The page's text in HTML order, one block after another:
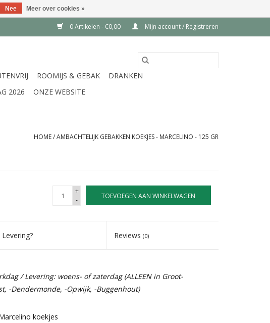
0 Artikelen - €0,00 Mijn account / Registreren
ROOMIJS & GEBAK
DRANKEN
2026 ONZE WEBSITE
HOME/AMBACHTELIJK GEBAKKEN KOEKJES - MARCELINO - 125 GR
+
-
TOEVOEGEN AAN WINKELWAGEN
Levering? Reviews(0)
/ Levering: woens- of zaterdag (ALLEEN in Groot-
-Dendermonde, -Opwijk, -Buggenhout)
koekjes
Nee Meer over cookies »